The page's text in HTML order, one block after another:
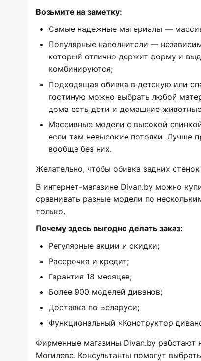
Возьмите на заметку:
Самые надежные материалы —
Популярные наполнители —
который отлично держит форму и
комбинируются;
Подходящая обивка в детскую или
гостиную можно выбрать любой
дома есть дети и домашние
Массивные модели с высокой
если там невысокие потолки. Лучше
вообще без них.
Желательно, чтобы обивка задних
В интернет-магазине Divan.by можно
сравнивать разные модели по
только.
Почему здесь выгодно делать заказ:
Регулярные акции и скидки;
Рассрочка и кредит;
Гарантия 18 месяцев;
Более 900 моделей диванов;
Доставка по Беларуси;
Функциональный «Конструктор
Фирменные магазины Divan.by работают
Могилеве. Консультанты помогут